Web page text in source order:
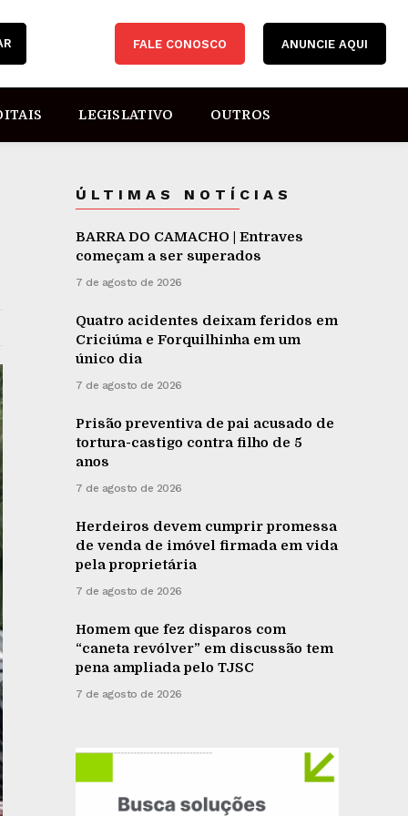
FALE CONOSCO ANUNCIE AQUI
LEGISLATIVO OUTROS
ÚLTIMAS NOTÍCIAS
BARRA DO CAMACHO | Entraves
começam a ser superados
7 de agosto de 2026
Quatro acidentes deixam feridos em
Criciúma e Forquilhinha em um
único dia
7 de agosto de 2026
Prisão preventiva de pai acusado de
tortura-castigo contra filho de 5
anos
7 de agosto de 2026
Herdeiros devem cumprir promessa
de venda de imóvel firmada em vida
pela proprietária
7 de agosto de 2026
Homem que fez disparos com
“caneta revólver” em discussão tem
pena ampliada pelo TJSC
7 de agosto de 2026